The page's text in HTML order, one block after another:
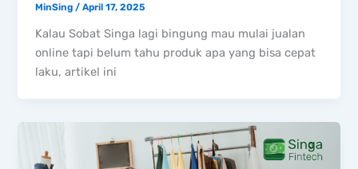
MinSing /April 17, 2025
Kalau Sobat Singa lagi bingung mau mulai jualan
online tapi belum tahu produk apa yang bisa cepat
laku, artikel ini